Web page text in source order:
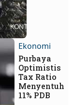
Ekonomi
Purbaya
Optimistis
Tax Ratio
Menyentuh
11% PDB